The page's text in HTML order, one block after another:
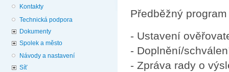
Kontakty
Technická podpora
Dokumenty
Spolek a město
Návody a nastavení
Síť
Předběžný
- Ustavení
- Doplnění/
- Zpráva rady o